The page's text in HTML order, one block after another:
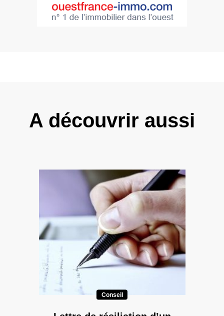
A découvrir aussi
Conseil